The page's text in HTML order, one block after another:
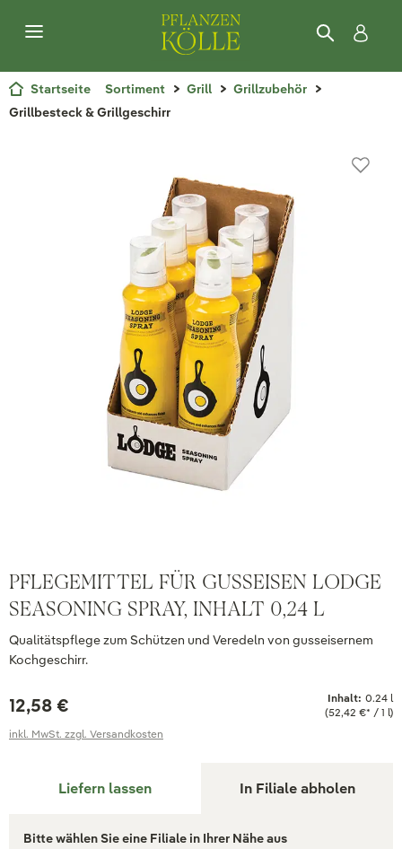
Startseite Sortiment Grill
Grillzubehör
Grillbesteck & Grillgeschirr
PFLEGEMITTEL FÜR GUSSEISEN LODGE
SEASONING SPRAY, INHALT 0,24 L
Qualitätspflege zum Schützen und Veredeln von gusseisernem
Kochgeschirr.
12,58 € Inhalt: 0.24 l
(52,42 €* / 1 l)
inkl. MwSt. zzgl. Versandkosten
Liefern lassen In Filiale abholen
Bitte wählen Sie eine Filiale in Ihrer Nähe aus